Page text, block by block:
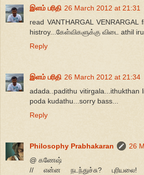
இளம் பரிதி 26 March 2012 at 21:31
read VANTHARGAL
histroy...கேள்விகளுக்கு விடை athil
Reply
இளம் பரிதி 26 March 2012 at 21:34
adada..padithu vitirgala...ithukthan
poda kudathu...sorry bass...
Reply
Philosophy Prabhakaran
26
@ கணேஷ்
// என்ன நடந்துச்சு?